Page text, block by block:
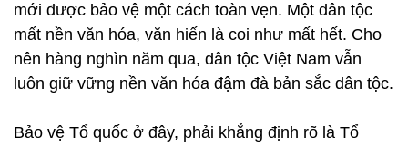
mới được bảo vệ một cách toàn vẹn. Một dân tộc
mất nền văn hóa, văn hiến là coi như mất hết. Cho
nên hàng nghìn năm qua, dân tộc Việt Nam vẫn
luôn giữ vững nền văn hóa đậm đà bản sắc dân tộc.
Bảo vệ Tổ quốc ở đây, phải khẳng định rõ là Tổ